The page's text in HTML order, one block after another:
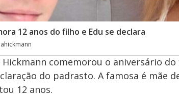
12 anos do filho e Edu se declara
comemorou o aniversário
do padrasto. A famosa é mãe
12 anos.